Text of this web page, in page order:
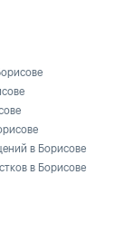
в Борисове
в Борисове